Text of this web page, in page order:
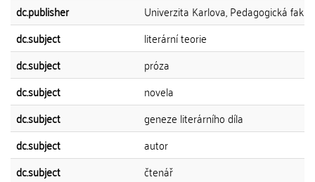
dc.publisher
Univerzita Karlova, Pedagogická
dc.subject
literární teorie
dc.subject
próza
dc.subject
novela
dc.subject
geneze literárního díla
dc.subject
autor
dc.subject
čtenář